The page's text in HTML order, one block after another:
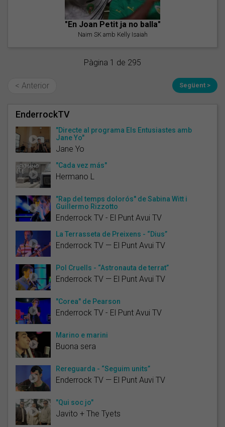
"En Joan Petit ja no balla"
Naim SK amb Kelly Isaiah
Pàgina 1 de 295
< Anterior Següent >
EnderrockTV
"Directe al programa Els Entusiastes amb
Jane Yo"
Jane Yo
"Cada vez más"
Hermano L
"Rap del temps dolorós" de Sabina Witt i
Guillermo Rizzotto
Enderrock TV - El Punt Avui TV
La Terrasseta de Preixens - “Dius”
Enderrock TV — El Punt Avui TV
Pol Cruells - “Astronauta de terrat”
Enderrock TV — El Punt Avui TV
"Corea" de Pearson
Enderrock TV - El Punt Avui TV
Marino e marini
Buona sera
Rereguarda - “Seguim units”
Enderrock TV — El Punt Auvi TV
"Qui soc jo"
Javito + The Tyets